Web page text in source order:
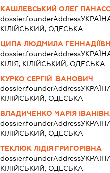
КАШЛЕВСЬКИЙ ОЛЕГ
dossier.founderAddress
КІЛІЙСЬКИЙ, ОДЕСЬКА
ЦИПА ЛЮДМИЛА
dossier.founderAddress
КІЛІЯ, КІЛІЙСЬКИЙ, ОДЕСЬКА
КУРКО СЕРГІЙ ІВАНОВИЧ
dossier.founderAddress
КІЛІЙСЬКИЙ, ОДЕСЬКА
ВЛАДИЧЕНКО МАРІЯ
dossier.founderAddress
КІЛІЙСЬКИЙ, ОДЕСЬКА
ТЕКЛЮК ЛІДІЯ ГРИГОРІВНА
dossier.founderAddress
КІЛІЙСЬКИЙ, ОДЕСЬКА